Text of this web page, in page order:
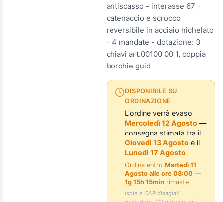
antiscasso - interasse 67 -
catenaccio e scrocco
reversibile in acciaio nichelato
- 4 mandate - dotazione: 3
chiavi art.00100 00 1, coppia
borchie guid
DISPONIBILE SU
ORDINAZIONE
L'ordine verrà evaso
Mercoledì 12 Agosto —
consegna stimata tra il
Giovedì 13 Agosto e il
Lunedì 17 Agosto
Ordina entroMartedì 11
Agosto alle ore 08:00 —
1g 15h 15min rimaste
Isole e CAP disagiati